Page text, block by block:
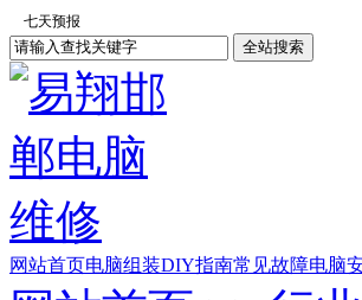
网站首页电脑组装DIY指南常见故障电脑